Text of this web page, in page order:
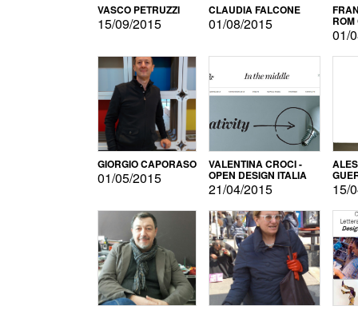
VASCO PETRUZZI
15/09/2015
CLAUDIA FALCONE
01/08/2015
01/
GIORGIO CAPORASO
01/05/2015
VALENTINA CROCI -
OPEN DESIGN ITALIA
21/04/2015 15/